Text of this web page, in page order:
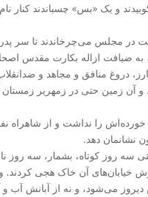
و یک «بس» چسباندند کنار نام
در مجلس می‌چرخاندند تا سر
به ضیافت ازاله بکارت مقدس
دروغ منافق و مجاهد و
آن زمین حتی در زمهریر زمستان
خورده‌اش را نداشت و از شاهراه
نشانمان دهد.
روز کوتاه، بشمار، سه روز
خیابان‌های آن خاک هجی
می‌شود، و نه از آبانش آب و